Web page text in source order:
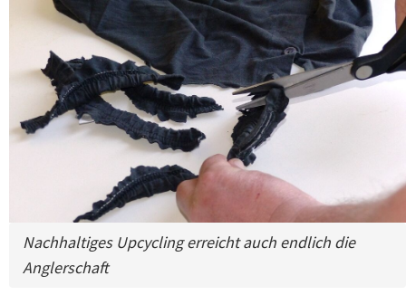
Nachhaltiges Upcycling erreicht auch endlich die
Anglerschaft